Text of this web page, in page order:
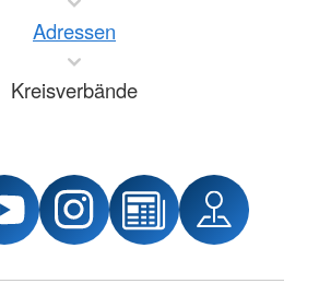
Adressen
Kreisverbände